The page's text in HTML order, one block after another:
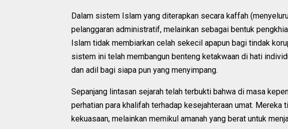
Dalam sistem Islam yang diterapkan secara kaffah
pelanggaran administratif, melainkan sebagai bentuk
Islam tidak membiarkan celah sekecil apapun bagi tindak
sistem ini telah membangun benteng ketakwaan di hati
dan adil bagi siapa pun yang menyimpang.
Sepanjang lintasan sejarah telah terbukti bahwa di masa
perhatian para khalifah terhadap kesejahteraan umat. Mereka
kekuasaan, melainkan memikul amanah yang berat untuk